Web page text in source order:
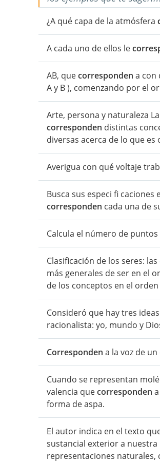
¿A qué capa de la atmósfera
A cada uno de ellos le
AB, quecorresponden a con
A y B ), comenzando por el
Arte, persona y naturaleza
corresponden distintas
diversas acerca de lo que es
Averigua con qué voltaje
Busca sus especi fi
corresponden cada una de
Calcula el número de
Clasificación de los seres:
más generales de ser en el
de los conceptos en el
Consideró que hay tres
racionalista: yo, mundo y
Corresponden a la voz de
Cuando se representan
valencia quecorresponden
forma de aspa.
El autor indica en el texto
sustancial exterior a
representaciones naturales,